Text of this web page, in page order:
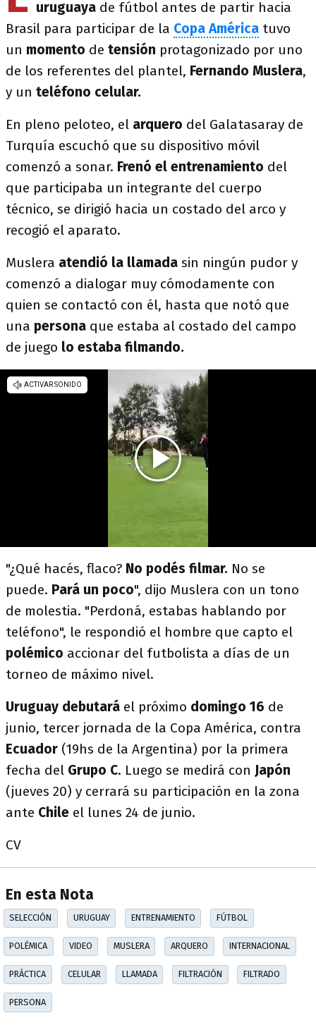
uruguaya de fútbol antes de partir hacia
Brasil para participar de la Copa América tuvo
un momento de tensión protagonizado por uno
de los referentes del plantel, Fernando Muslera,
y un teléfono celular.
En pleno peloteo, el arquero del Galatasaray de
Turquía escuchó que su dispositivo móvil
comenzó a sonar. Frenó el entrenamiento del
que participaba un integrante del cuerpo
técnico, se dirigió hacia un costado del arco y
recogió el aparato.
Muslera atendió la llamada sin ningún pudor y
comenzó a dialogar muy cómodamente con
quien se contactó con él, hasta que notó que
una persona que estaba al costado del campo
de juego lo estaba filmando.
"¿Qué hacés, flaco? No podés filmar. No se
puede. Pará un poco", dijo Muslera con un tono
de molestia. "Perdoná, estabas hablando por
teléfono", le respondió el hombre que capto el
polémico accionar del futbolista a días de un
torneo de máximo nivel.
Uruguay debutará el próximo domingo 16 de
junio, tercer jornada de la Copa América, contra
Ecuador (19hs de la Argentina) por la primera
fecha del Grupo C. Luego se medirá con Japón
(jueves 20) y cerrará su participación en la zona
ante Chile el lunes 24 de junio.
CV
En esta Nota
SELECCIÓN URUGUAY ENTRENAMIENTO FÚTBOL
POLÉMICA VIDEO MUSLERA ARQUERO INTERNACIONAL
PRÁCTICA CELULAR LLAMADA FILTRACIÓN FILTRADO
PERSONA